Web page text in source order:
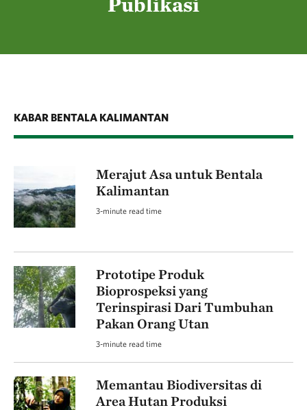
KABAR BENTALA KALIMANTAN
Merajut Asa untuk Bentala
Kalimantan
3-minute read time
Prototipe Produk
Bioprospeksi yang
Terinspirasi Dari Tumbuhan
Pakan Orang Utan
3-minute read time
Memantau Biodiversitas di
Area Hutan Produksi